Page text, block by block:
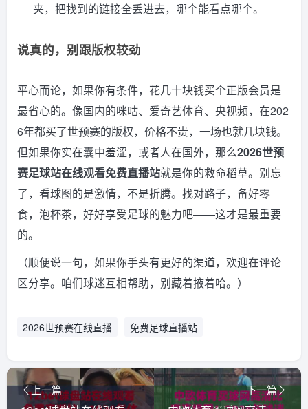
夹，把找到的链接全丢进去，哪个能看点哪个。
说真的，别跟版权较劲
平心而论，如果你有条件，花几十块钱买个正版会员是
最省心的。像国内的咪咕、爱奇艺体育、央视频，在202
6年都买了世预赛的版权，价格不贵，一场也就几块钱。
但如果你实在囊中羞涩，或者人在国外，那么2026世预
赛足球站在线观看免费直播站就是你的救命稻草。别忘
了，看球图的是激情，不是折腾。找对路子，备好零
食，泡杯茶，好好享受足球的魅力吧——这才是最重要
的。
（顺便说一句，如果你手头有更好的渠道，欢迎在评论
区分享。咱们球迷互相帮助，别藏着掖着哈。）
2026世预赛在线直播 免费足球直播站
上一篇 下一篇